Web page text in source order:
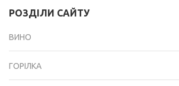
РОЗДІЛИ САЙТУ
ВИНО
ГОРІЛКА